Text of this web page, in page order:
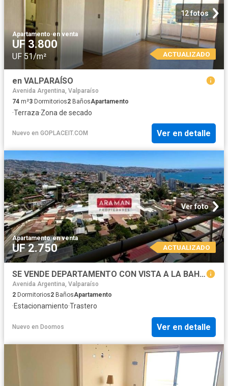
12 fotos
Apartamento·en venta
UF 3.800
UF 51/m² ACTUALIZADO
en VALPARAÍSO
Avenida Argentina, Valparaíso
74 m²3 Dormitorios2 BañosApartamento
·Terraza·Zona de secado
Nuevo en GOPLACEIT.COM Ver en detalle
Ver foto
Apartamento·en venta
UF 2.750 ACTUALIZADO
SE VENDE DEPARTAMENTO CON VISTA A LA BAHIA EN CERRO PLACERES
Avenida Argentina, Valparaíso
2 Dormitorios2 BañosApartamento
·Estacionamiento·Trastero
Nuevo en Doomos Ver en detalle